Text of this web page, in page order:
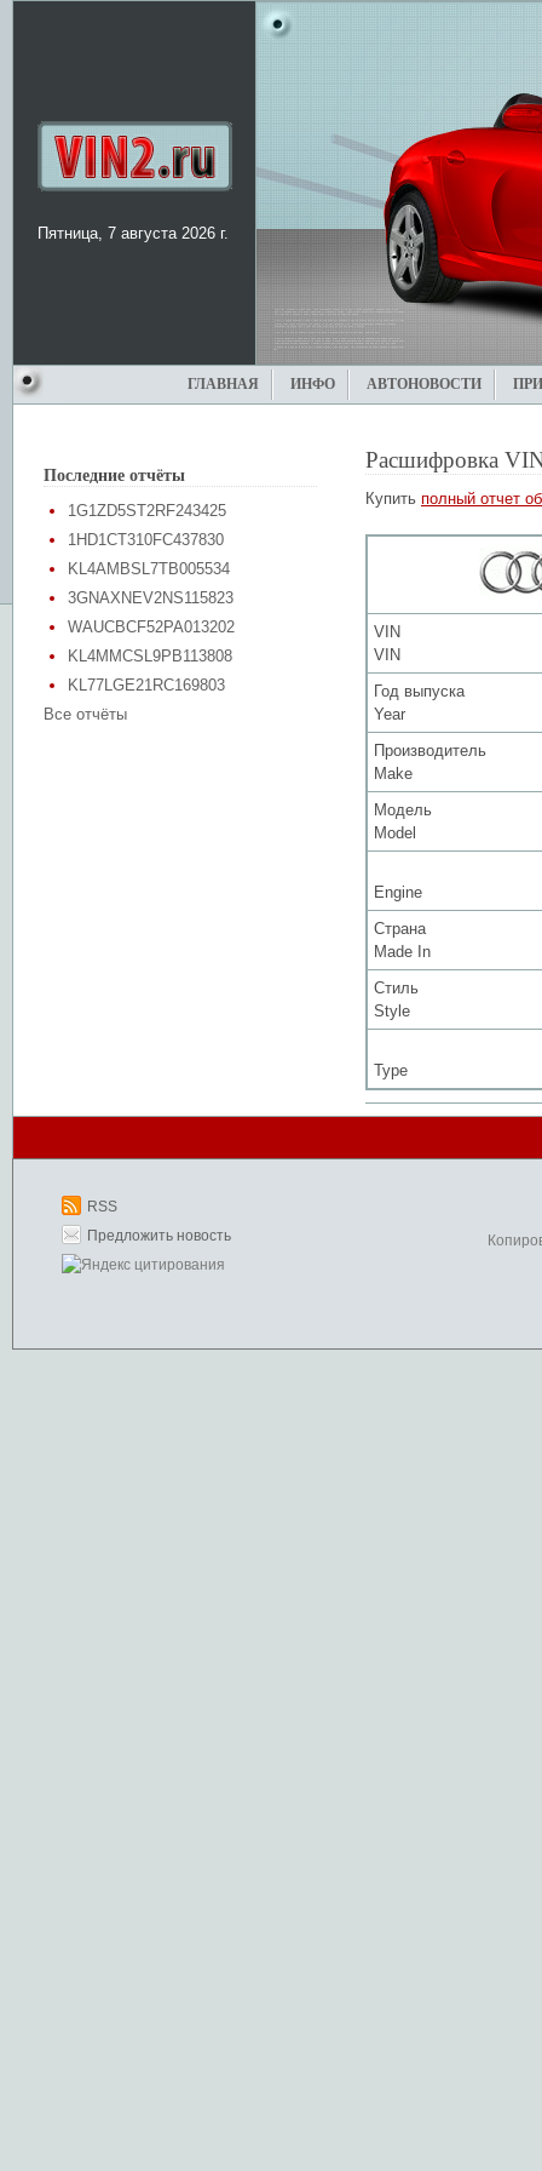
Пятница, 7 августа 2026 г.
ГЛАВНАЯ ИНФО АВТОНОВОСТИ
Последние отчёты
1G1ZD5ST2RF243425
1HD1CT310FC437830
KL4AMBSL7TB005534
3GNAXNEV2NS115823
WAUCBCF52PA013202
KL4MMCSL9PB113808
KL77LGE21RC169803
Все отчёты
Расшифровка
Купить полный отчет
VIN
VIN
Год выпуска
Year
Производитель
Make
Модель
Model
Engine
Страна
Made In
Стиль
Style
Type
RSS
Предложить новость